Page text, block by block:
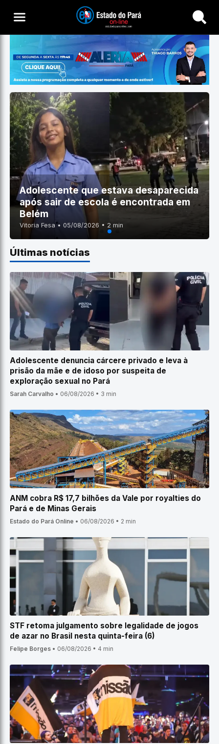
Buscar
Adolescente que estava desaparecida
após sair de escola é encontrada em
Belém
Vitoria Fesa • 05/08/2026 • 2 min
Últimas notícias
Adolescente denuncia cárcere privado e leva à
prisão da mãe e de idoso por suspeita de
exploração sexual no Pará
Sarah Carvalho • 06/08/2026 • 3 min
ANM cobra R$ 17,7 bilhões da Vale por royalties do
Pará e de Minas Gerais
Estado do Pará Online • 06/08/2026 • 2 min
STF retoma julgamento sobre legalidade de jogos
de azar no Brasil nesta quinta-feira (6)
Felipe Borges • 06/08/2026 • 4 min